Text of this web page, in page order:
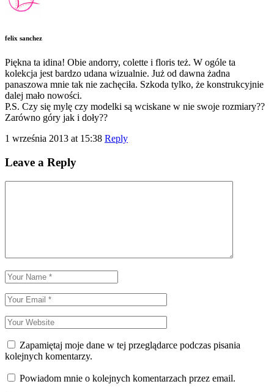
felix sanchez
Piękna ta idina! Obie andorry, colette i floris też. W ogóle ta
kolekcja jest bardzo udana wizualnie. Już od dawna żadna
panaszowa mnie tak nie zachęciła. Szkoda tylko, że konstrukcyjnie
dalej mało nowości.
P.S. Czy się mylę czy modelki są wciskane w nie swoje rozmiary??
Zarówno góry jak i doły??
1 września 2013 at 15:38 Reply
Leave a Reply
Zapamiętaj moje dane w tej przeglądarce podczas pisania
kolejnych komentarzy.
Powiadom mnie o kolejnych komentarzach przez email.